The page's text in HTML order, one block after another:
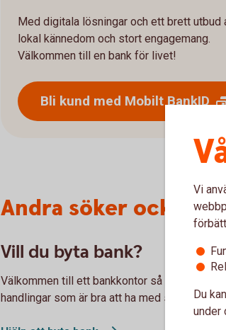
Med digitala lösningar och ett brett utbud
lokal kännedom och stort engagemang.
Välkommen till en bank för livet!
Bli kund med Mobilt BankID
Andra söker också
Vill du byta bank?
Välkommen till ett bankkontor så hjälper vi
handlingar som är bra att ha med sig.
Vi
Du
under